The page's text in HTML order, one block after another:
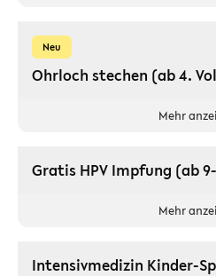
Neu
Ohrloch stechen (ab 4.
Mehr
Gratis HPV Impfung (ab
Mehr
Intensivmedizin Kinder-